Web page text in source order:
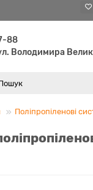
88
Володимира
Поліпропіленові